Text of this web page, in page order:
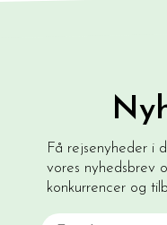
Få rejsenyheder i
vores nyhedsbrev
konkurrencer og
Email